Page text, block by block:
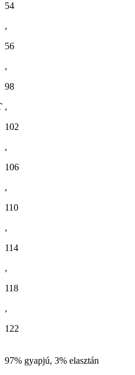
54
,
56
,
98
,
102
,
106
,
110
,
114
,
118
,
122
97% gyapjú, 3% elasztán